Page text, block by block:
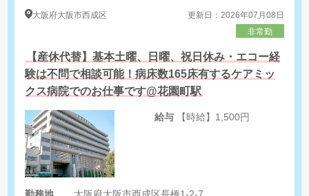
大阪府大阪市西成区
更新日：2026年07月08日
非常勤
【産休代替】基本土曜、日曜、祝日休み・エコー経
験は不問で相談可能！病床数165床有するケアミッ
クス病院でのお仕事です@花園町駅
給与 【時給】1,500円